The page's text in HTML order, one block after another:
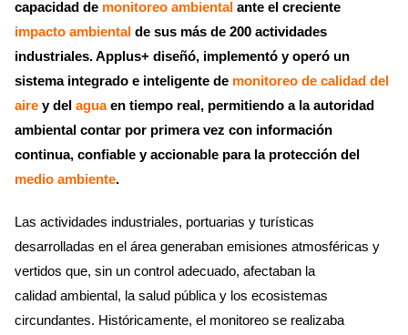
capacidad de monitoreo ambiental ante el creciente
impacto ambiental de sus más de 200 actividades
industriales. Applus+ diseñó, implementó y operó un
sistema integrado e inteligente de monitoreo de calidad del
aire y del aguaen tiempo real, permitiendo a la autoridad
ambiental contar por primera vez con información
continua, confiable y accionable para la protección del
medio ambiente.
Las actividades industriales, portuarias y turísticas
desarrolladas en el área generaban emisiones atmosféricas y
vertidos que, sin un control adecuado, afectaban la
calidad ambiental, la salud pública y los ecosistemas
circundantes. Históricamente, el monitoreo se realizaba